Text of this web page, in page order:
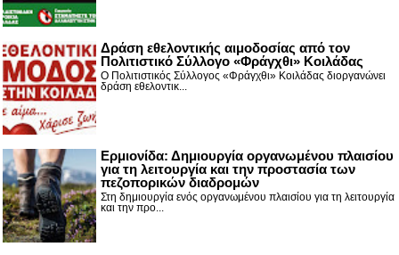
Δράση εθελοντικής αιμοδοσίας από τον
Πολιτιστικό Σύλλογο «Φράγχθι» Κοιλάδας
Ο Πολιτιστικός Σύλλογος «Φράγχθι» Κοιλάδας διοργανώνει
δράση εθελοντικ...
Ερμιονίδα: Δημιουργία οργανωμένου πλαισίου
για τη λειτουργία και την προστασία των
πεζοπορικών διαδρομών
Στη δημιουργία ενός οργανωμένου πλαισίου για τη λειτουργία
και την προ...